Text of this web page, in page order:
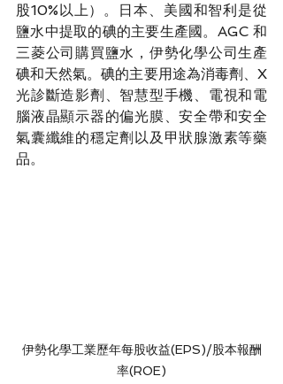
股10%以上）。日本、美國和智利是從
鹽水中提取的碘的主要生產國。AGC 和
三菱公司購買鹽水，伊勢化學公司生產
碘和天然氣。碘的主要用途為消毒劑、X
光診斷造影劑、智慧型手機、電視和電
腦液晶顯示器的偏光膜、安全帶和安全
氣囊纖維的穩定劑以及甲狀腺激素等藥
品。
伊勢化學工業歷年每股收益(EPS)/股本報酬
率(ROE)